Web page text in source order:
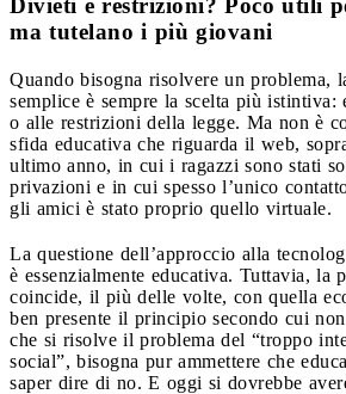
Divieti e restrizioni? Poco utili
ma tutelano i più giovani
Quando bisogna risolvere un problema,
semplice è sempre la scelta più
o alle restrizioni della legge. Ma non è
sfida educativa che riguarda il web,
ultimo anno, in cui i ragazzi sono stati
privazioni e in cui spesso l’unico
gli amici è stato proprio quello virtuale.
La questione dell’approccio alla
è essenzialmente educativa. Tuttavia, la
coincide, il più delle volte, con quella
ben presente il principio secondo cui
che si risolve il problema del “troppo
social”, bisogna pur ammettere che
saper dire di no. E oggi si dovrebbe